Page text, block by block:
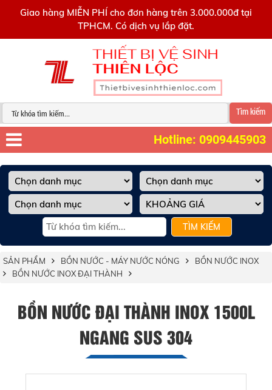
Giao hàng MIỄN PHÍ cho đơn hàng trên 3.000.000đ tại
TPHCM. Có dịch vụ lắp đặt.
Tìm kiếm
Hotline: 0909445903
TÌM KIẾM
SẢN PHẨM BỒN NƯỚC - MÁY NƯỚC NÓNG
BỒN NƯỚC INOX
BỒN NƯỚC INOX ĐẠI THÀNH
BỒN NƯỚC ĐẠI THÀNH INOX 1500L
NGANG SUS 304
0909445903